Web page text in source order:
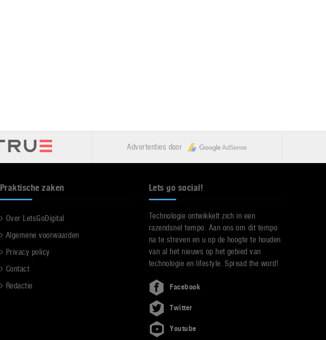
Advertenties door
Praktische zaken
Over LetsGoDigital
Algemene voorwaarden
Privacy policy
Contact
Redactie
Lets go social!
Technologie ontwikkelt zich in een
razendsnel tempo. Aan ons om dit tempo
na te streven en u op de hoogte te houden
van al het nieuws op het gebied van
technologie en lifestyle. Spread the word!
Facebook
Twitter
Youtube